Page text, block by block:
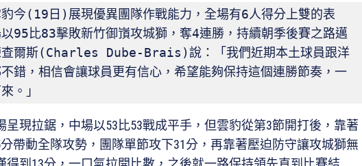
豹今(19日)展現優異團隊作戰能力，全場有6人得分上雙的表
95比83擊敗新竹御嵿攻城獅，奪4連勝，持續朝季後賽之路邁
查爾斯(Charles Dube-Brais)說：「我們近期本土球員跟洋
錯，相信會讓球員更有信心，希望能夠保持這個連勝節奏，一
。」
呈現拉鋸，中場以53比53戰成平手，但雲豹從第3節開打後，靠著
帶動全隊攻勢，團隊單節攻下31分，再靠著壓迫防守讓攻城獅無